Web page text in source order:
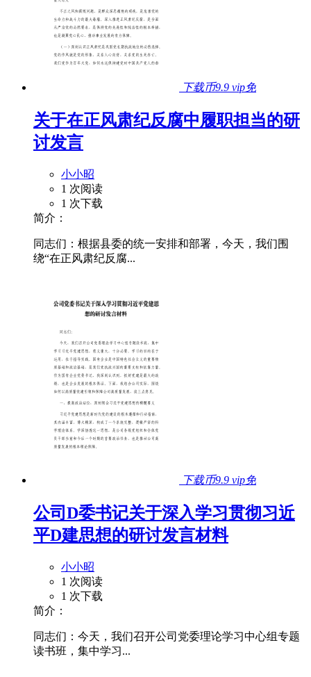
下载币9.9 vip免
关于在正风肃纪反腐中履职担当的研
讨发言
小小昭
1 次阅读
1 次下载
简介：
同志们：根据县委的统一安排和部署，今天，我们围
绕“在正风肃纪反腐...
下载币9.9 vip免
公司D委书记关于深入学习贯彻习近
平D建思想的研讨发言材料
小小昭
1 次阅读
1 次下载
简介：
同志们：今天，我们召开公司党委理论学习中心组专题
读书班，集中学习...